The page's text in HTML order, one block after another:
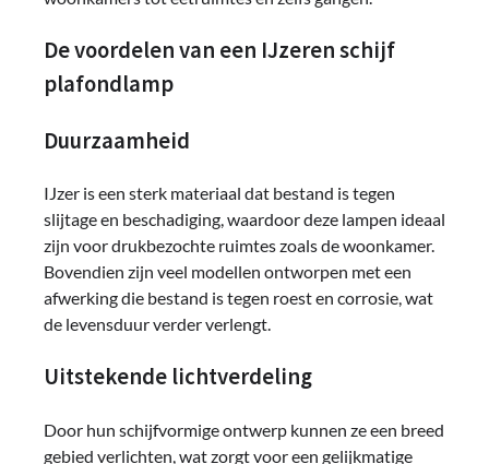
De voordelen van een IJzeren schijf
plafondlamp
Duurzaamheid
IJzer is een sterk materiaal dat bestand is tegen
slijtage en beschadiging, waardoor deze lampen ideaal
zijn voor drukbezochte ruimtes zoals de woonkamer.
Bovendien zijn veel modellen ontworpen met een
afwerking die bestand is tegen roest en corrosie, wat
de levensduur verder verlengt.
Uitstekende lichtverdeling
Door hun schijfvormige ontwerp kunnen ze een breed
gebied verlichten, wat zorgt voor een gelijkmatige